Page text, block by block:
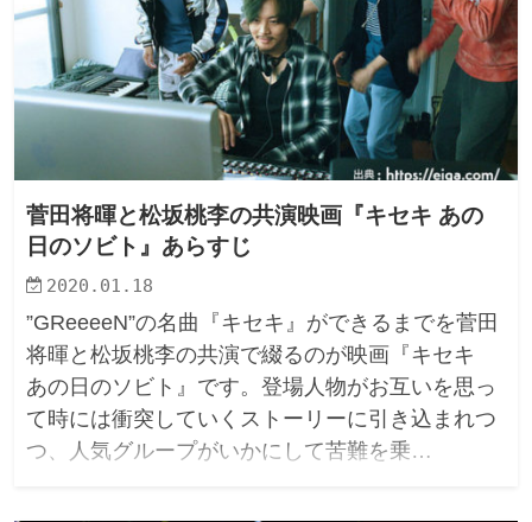
菅田将暉と松坂桃李の共演映画『キセキ あの
日のソビト』あらすじ
2020.01.18
”GReeeeN”の名曲『キセキ』ができるまでを菅田
将暉と松坂桃李の共演で綴るのが映画『キセキ
あの日のソビト』です。登場人物がお互いを思っ
て時には衝突していくストーリーに引き込まれつ
つ、人気グループがいかにして苦難を乗…